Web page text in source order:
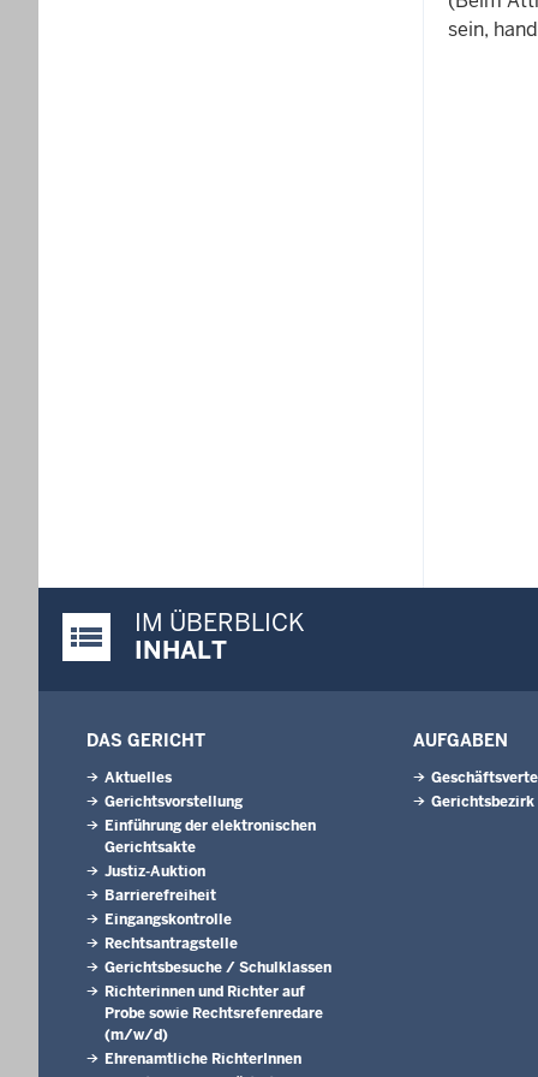
sein,
Justiz-Portal im Überblick:
IM ÜBERBLICK
INHALT
DAS GERICHT
Aktuelles
Gerichtsvorstellung
Einführung der elektronischen
Gerichtsakte
Justiz-Auktion
Barrierefreiheit
Eingangskontrolle
Rechtsantragstelle
Gerichtsbesuche / Schulklassen
Richterinnen und Richter auf
Probe sowie Rechtsrefenredare
(m/w/d)
Ehrenamtliche RichterInnen
AUFGABEN
Gerichtsbezirk